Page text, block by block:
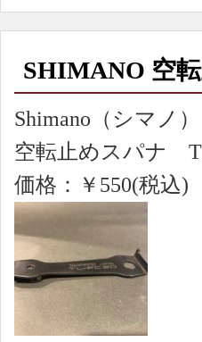
SHIMANO 空
Shimano（シマノ）
空転止めスパナ
価格：￥550(税込)